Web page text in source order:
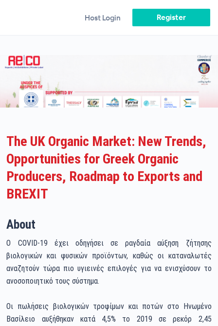
Host Login Register
The UK Organic Market: New Trends,
Opportunities for Greek Organic
Producers, Roadmap to Exports and
BREXIT
About
Ο COVID-19 έχει οδηγήσει σε ραγδαία αύξηση ζήτησης
βιολογικών και φυσικών προϊόντων, καθώς οι καταναλωτές
αναζητούν τώρα πιο υγιεινές επιλογές για να ενισχύσουν το
ανοσοποιητικό τους σύστημα.
Οι πωλήσεις βιολογικών τροφίμων και ποτών στο Ηνωμένο
Βασίλειο αυξήθηκαν κατά 4,5% το 2019 σε ρεκόρ 2,45